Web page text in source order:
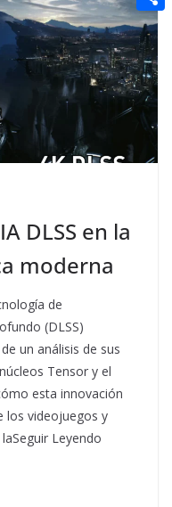
DLSS en la
moderna
de
(DLSS)
un análisis de sus
Tensor y el
esta innovación
los videojuegos y
Leyendo
n
g
e
r
e
r
e
r
e
a
i
l
e
d
d
C
o
m
p
r